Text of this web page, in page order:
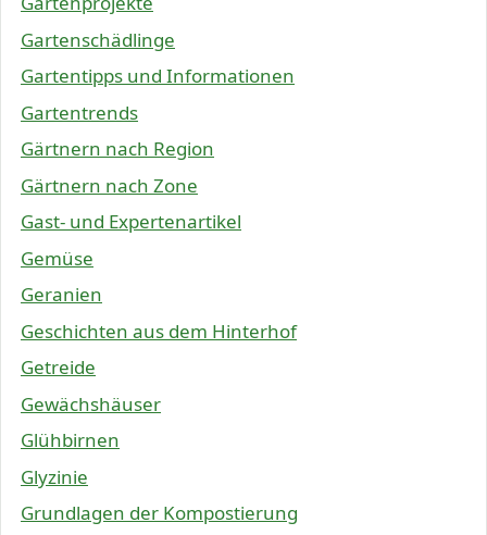
Gartenschädlinge
Gartentipps und Informationen
Gartentrends
Gärtnern nach Region
Gärtnern nach Zone
Gast- und Expertenartikel
Gemüse
Geranien
Geschichten aus dem Hinterhof
Getreide
Gewächshäuser
Glühbirnen
Glyzinie
Grundlagen der Kompostierung